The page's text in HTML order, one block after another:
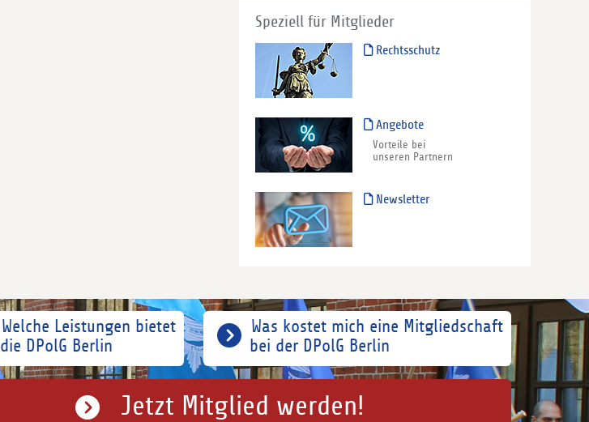
Speziell für Mitglieder
Rechtsschutz
Angebote
Vorteile bei
unseren Partnern
Newsletter
Was kostet mich eine Mitgliedschaft
bei der DPolG Berlin
Welche Leistungen bietet
die DPolG Berlin
Jetzt Mitglied werden!